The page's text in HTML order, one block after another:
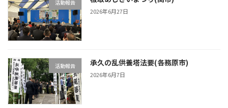
活動報告
2026年6月27日
活動報告 承久の乱供養塔法要(各務原市)
2026年6月7日